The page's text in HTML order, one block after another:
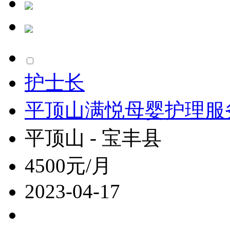
护士长
平顶山满悦母婴护理
平顶山 - 宝丰县
4500元/月
2023-04-17